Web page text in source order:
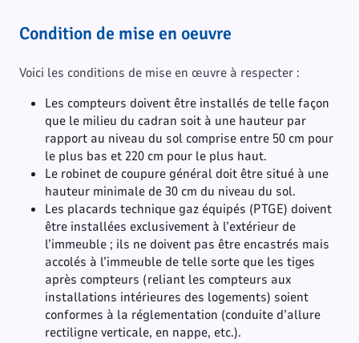
Condition de mise en oeuvre
Voici les conditions de mise en œuvre à respecter :
Les compteurs doivent être installés de telle façon
que le milieu du cadran soit à une hauteur par
rapport au niveau du sol comprise entre 50 cm pour
le plus bas et 220 cm pour le plus haut.
Le robinet de coupure général doit être situé à une
hauteur minimale de 30 cm du niveau du sol.
Les placards technique gaz équipés (PTGE) doivent
être installées exclusivement à l’extérieur de
l’immeuble ; ils ne doivent pas être encastrés mais
accolés à l’immeuble de telle sorte que les tiges
après compteurs (reliant les compteurs aux
installations intérieures des logements) soient
conformes à la réglementation (conduite d’allure
rectiligne verticale, en nappe, etc.).